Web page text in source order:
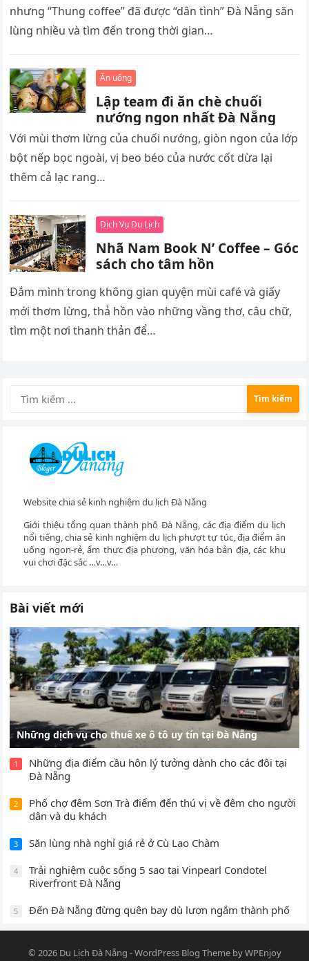
nhưng “Thung coffee” đã được “dân tình” Đà Nẵng săn
lùng nhiều và tìm đến trong thời gian…
Ăn uống
Lập team đi ăn chè chuối
nướng ngon nhất Đà Nẵng
Với mùi thơm lừng của chuối nướng, giòn ngon của lớp
bột nếp bọc ngoài, vị beo béo của nước cốt dừa lại
thêm cả lạc rang…
Dịch Vụ Du Lịch
Nhã Nam Book N’ Coffee – Góc
sách cho tâm hồn
Đắm mình trong không gian quyện mùi café và giấy
mới thơm lừng, thả hồn vào những vầng thơ, câu chữ,
tìm một nơi thanh thản để…
Tìm
kiếm
Website chia sẻ kinh nghiệm du lịch Đà Nẵng
Giới thiệu tổng quan thành phố Đà Nẵng, các địa điểm du lịch
nổi tiếng, chia sẻ kinh nghiệm du lịch phượt tự túc, địa điểm ăn
uống ngon-rẻ, ẩm thực địa phương, văn hóa bản địa, các khu
vui chơi đặc sắc …v…v…
Bài viết mới
Những dịch vụ cho thuê xe ô tô uy tín tại Đà Nẵng
1
Những địa điểm cầu hôn lý tưởng dành cho các đôi tại
Đà Nẵng
2
Phố chợ đêm Sơn Trà điểm đến thú vị về đêm cho người
dân và du khách
3 Săn lùng nhà nghỉ giá rẻ ở Cù Lao Chàm
4
Trải nghiệm cuộc sống 5 sao tại Vinpearl Condotel
Riverfront Đà Nẵng
5 Đến Đà Nẵng đừng quên bay dù lượn ngắm thành phố
© 2026 Du Lịch Đà Nẵng -WordPress Blog ThemebyWPEnjoy